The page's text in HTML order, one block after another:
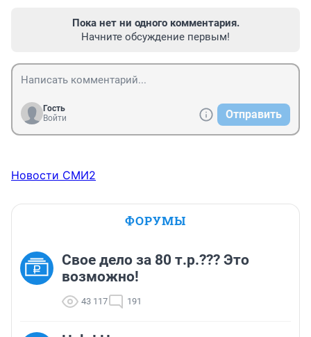
Пока нет ни одного комментария.
Начните обсуждение первым!
Гость
Войти
Отправить
Новости СМИ2
ФОРУМЫ
Свое дело за 80 т.р.??? Это
возможно!
43 117 191